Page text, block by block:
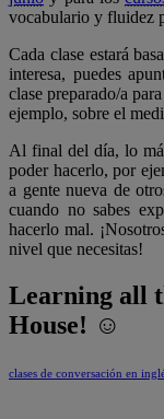
vocabulario y fluidez
Cada clase estará
interesa, puedes
clase preparado/a
ejemplo, sobre el
Al final del día, lo
poder hacerlo, por
a gente nueva de
cuando no sabes
hacerlo mal.
nivel que necesitas!
Learning all
House! ☺
clases de conversación en